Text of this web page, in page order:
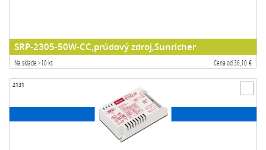
SRP-2305-50W-CC,prúdový zdroj,Sunricher
Na sklade >10 ks Cena od 36,10 €
2131